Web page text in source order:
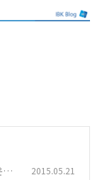
받
2015.05.21